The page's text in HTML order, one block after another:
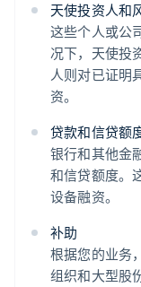
天使投资人和
这些个人或公
况下，天使投
人则对已证明
资。
贷款和信贷额
银行和其他金
和信贷额度。
设备融资。
补助
根据您的业务
组织和大型股